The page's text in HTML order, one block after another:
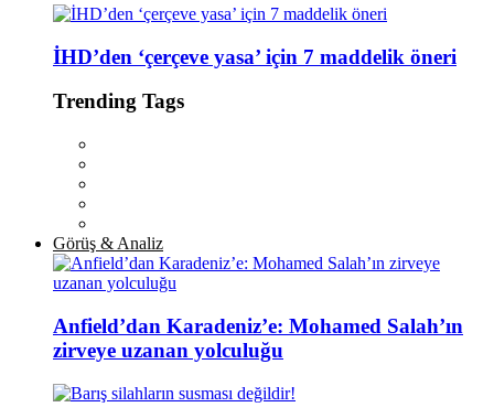
İHD’den ‘çerçeve yasa’ için 7 maddelik öneri
Trending Tags
Görüş & Analiz
Anfield’dan Karadeniz’e: Mohamed Salah’ın
zirveye uzanan yolculuğu